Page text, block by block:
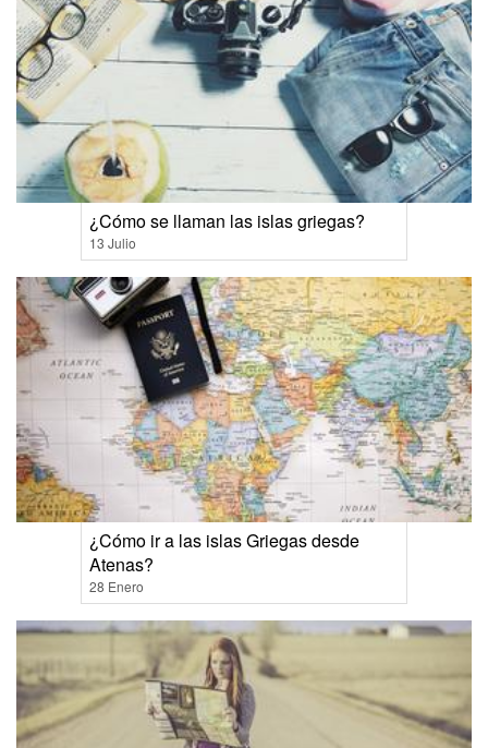
¿Cómo se llaman las islas griegas?
13 Julio
¿Cómo ir a las islas Griegas desde
Atenas?
28 Enero